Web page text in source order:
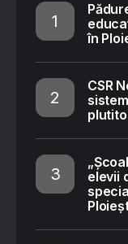
în
CSR
elevii